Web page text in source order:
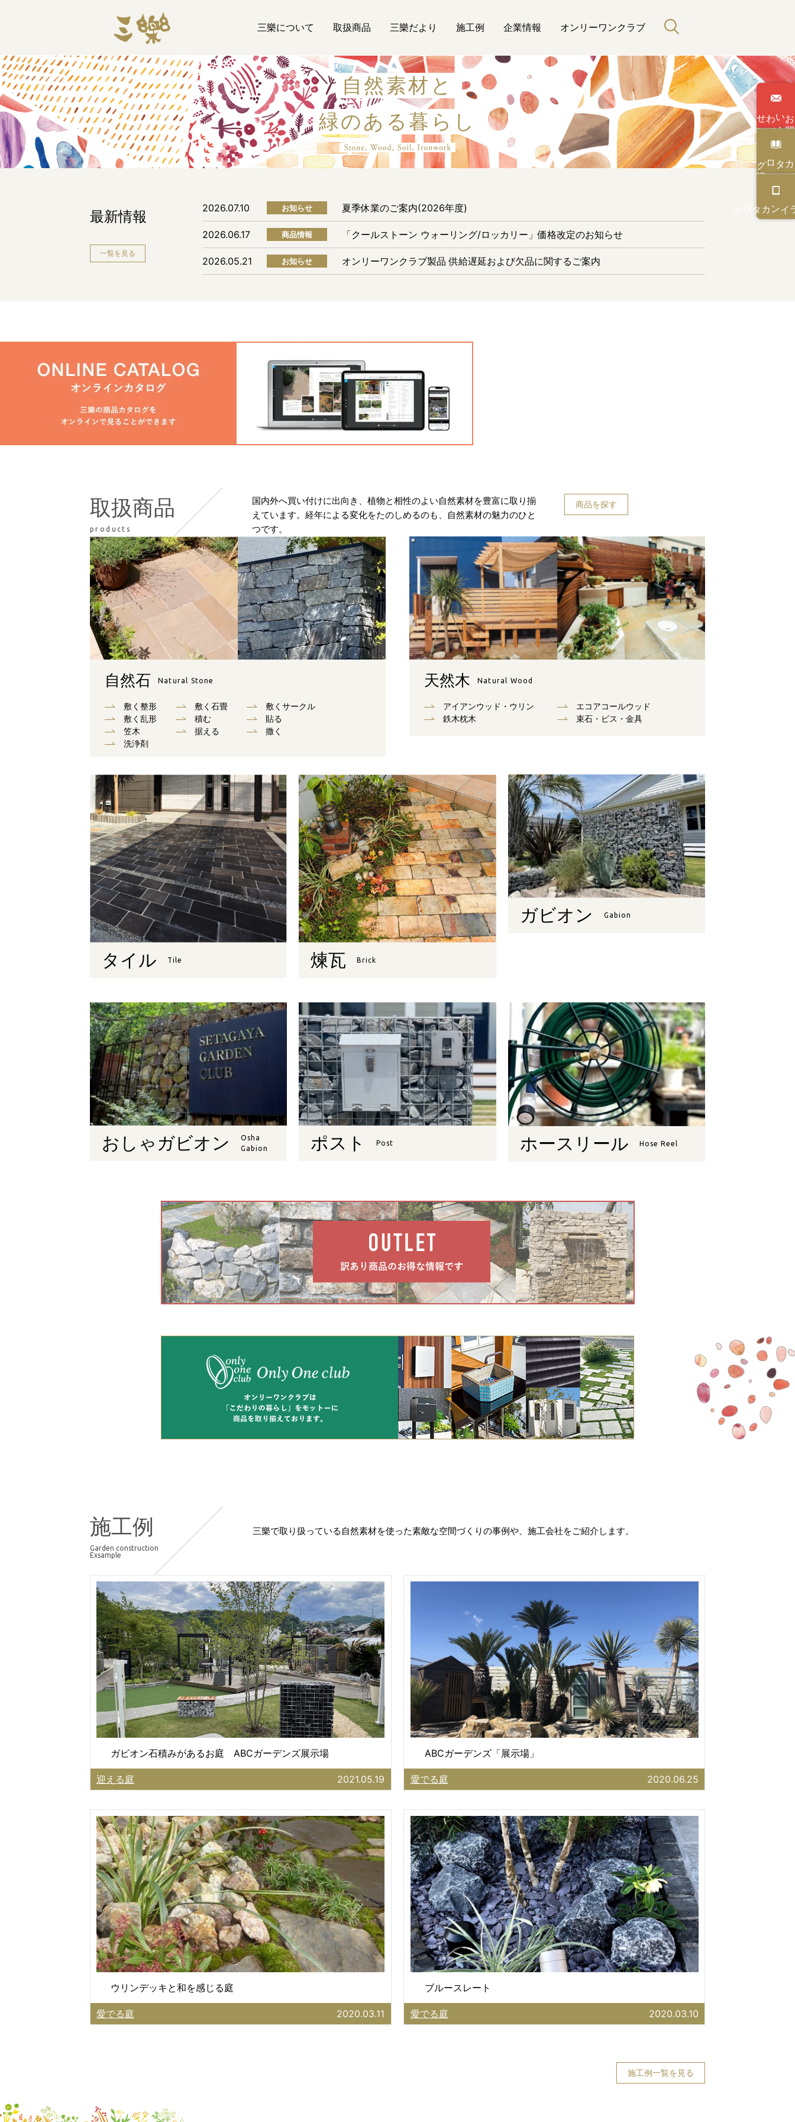
い
わせ
カタログ
オンライン
三樂について 取扱商品 三樂だより 施工例 企業情報 オンリーワンクラブ
自然素材と
緑のある暮らし
最新情報
一覧を見る
2026.07.10 お知らせ 夏季休業のご案内(2026年度)
2026.06.17 商品情報 「クールストーン ウォーリング/ロッカリー」価格改定のお知らせ
2026.05.21 お知らせ オンリーワンクラブ製品 供給遅延および欠品に関するご案内
取扱商品
products
国内外へ買い付けに出向き、植物と相性のよい自然素材を豊富に取り揃
えています。経年による変化をたのしめるのも、自然素材の魅力のひと
つです。
商品を探す
自然石 Natural Stone
敷く整形 敷く石畳
敷くサークル
敷く乱形
積む
貼る
笠木
据える
撒く
洗浄剤
天然木 Natural Wood
アイアンウッド・ウリン
エコアコールウッド
鉄木枕木
束⽯・ビス・⾦具
タイル Tile 煉瓦 Brick
ガビオン Gabion
おしゃガビオン
Osha
Gabion
ポスト Post ホースリール Hose Reel
施工例
Garden construction
Exsample
三樂で取り扱っている自然素材を使った素敵な空間づくりの事例や、施工会社をご紹介します。
ガビオン石積みがあるお庭 ABCガーデンズ展示場
迎える庭 2021.05.19
ABCガーデンズ「展示場」
愛でる庭 2020.06.25
ウリンデッキと和を感じる庭
愛でる庭 2020.03.11
ブルースレート
愛でる庭 2020.03.10
施工例一覧を見る